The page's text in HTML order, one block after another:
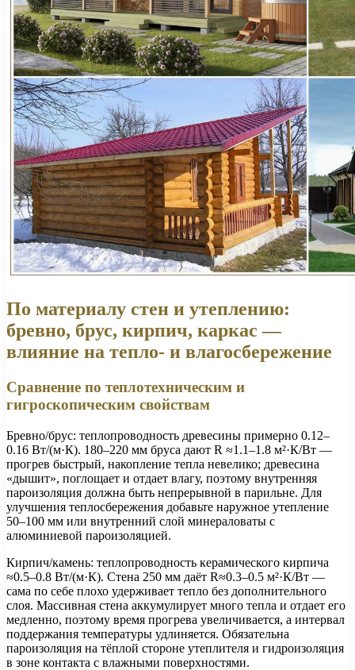
По материалу стен и утеплению:
бревно, брус, кирпич, каркас —
влияние на тепло- и влагосбережение
Сравнение по теплотехническим и
гигроскопическим свойствам
Бревно/брус: теплопроводность древесины примерно 0.12–
0.16 Вт/(м·К). 180–220 мм бруса дают R ≈1.1–1.8 м²·К/Вт —
прогрев быстрый, накопление тепла невелико; древесина
«дышит», поглощает и отдает влагу, поэтому внутренняя
пароизоляция должна быть непрерывной в парильне. Для
улучшения теплосбережения добавьте наружное утепление
50–100 мм или внутренний слой минераловаты с
алюминиевой пароизоляцией.
Кирпич/камень: теплопроводность керамического кирпича
≈0.5–0.8 Вт/(м·К). Стена 250 мм даёт R≈0.3–0.5 м²·К/Вт —
сама по себе плохо удерживает тепло без дополнительного
слоя. Массивная стена аккумулирует много тепла и отдает его
медленно, поэтому время прогрева увеличивается, а интервал
поддержания температуры удлиняется. Обязательна
пароизоляция на тёплой стороне утеплителя и гидроизоляция
в зоне контакта с влажными поверхностями.